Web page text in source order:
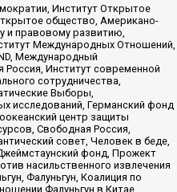
Институт Открытое
общество, Американо-
и правовому развитию,
Международных Отношений,
Международный
Россия, Институт современной
сотрудничества,
Выборы,
исследований, Германский фонд
центр защиты
Свободная Россия,
совет, Человек в беде,
фонд, Прожект
насильственного извлечения
Фалуньгун, Коалиция по
Фалуньгун в Китае,